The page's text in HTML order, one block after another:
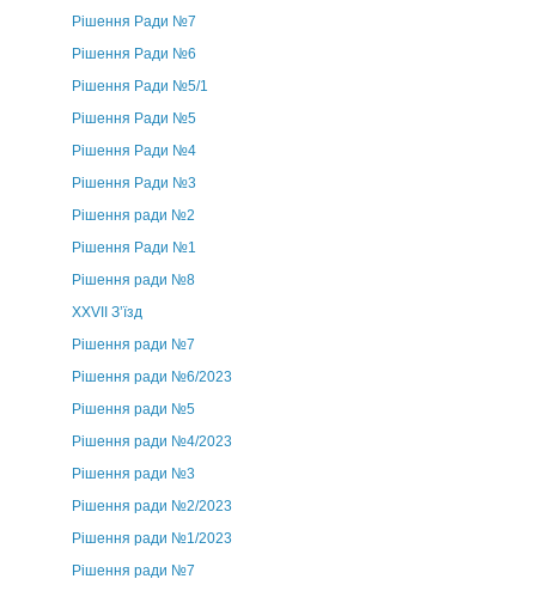
Рішення Ради №7
Рішення Ради №6
Рішення Ради №5/1
Рішення Ради №5
Рішення Ради №4
Рішення Ради №3
Рішення ради №2
Рішення Ради №1
Рішення ради №8
ХХVII З’їзд
Рішення ради №7
Рішення ради №6/2023
Рішення ради №5
Рішення ради №4/2023
Рішення ради №3
Рішення ради №2/2023
Рішення ради №1/2023
Рішення ради №7